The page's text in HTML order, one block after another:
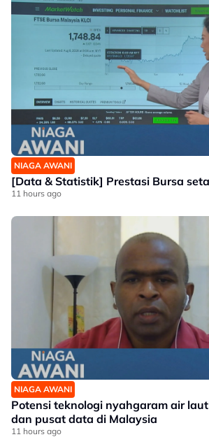
NIAGA AWANI
[Data & Statistik] Prestasi Bursa
11 hours ago
NIAGA AWANI
Potensi teknologi nyahgaram air
dan pusat data di Malaysia
11 hours ago